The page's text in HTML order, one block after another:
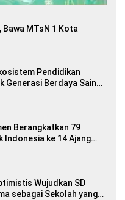
Bawa MTsN 1 Kota
Pendidikan
Generasi Berdaya Saing
Berangkatkan 79
Indonesia ke 14 Ajang
Wujudkan SD
sebagai Sekolah yang